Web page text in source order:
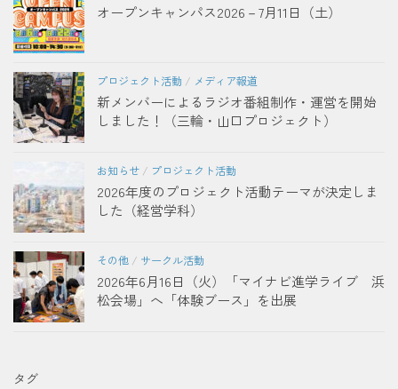
オープンキャンパス2026－7月11日（土）
プロジェクト活動 / メディア報道
新メンバーによるラジオ番組制作・運営を開始
しました！（三輪・山口プロジェクト）
お知らせ / プロジェクト活動
2026年度のプロジェクト活動テーマが決定しま
した（経営学科）
その他 / サークル活動
2026年6月16日（火）「マイナビ進学ライブ 浜
松会場」へ「体験ブース」を出展
タグ